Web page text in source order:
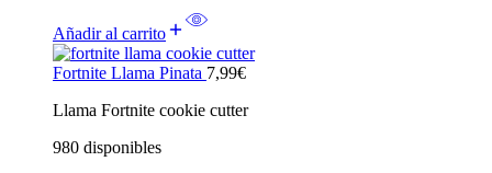
Añadir al carrito
Fortnite Llama Pinata 7,99€
Llama Fortnite cookie cutter
980 disponibles